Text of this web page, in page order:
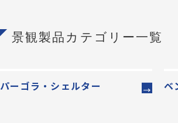
景観製品カテゴリー一覧
パーゴラ・シェルター ベ